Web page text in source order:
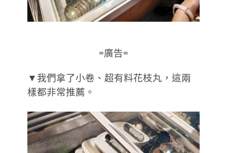
=廣告=
▼我們拿了小卷、超有料花枝丸，這兩
樣都非常推薦。